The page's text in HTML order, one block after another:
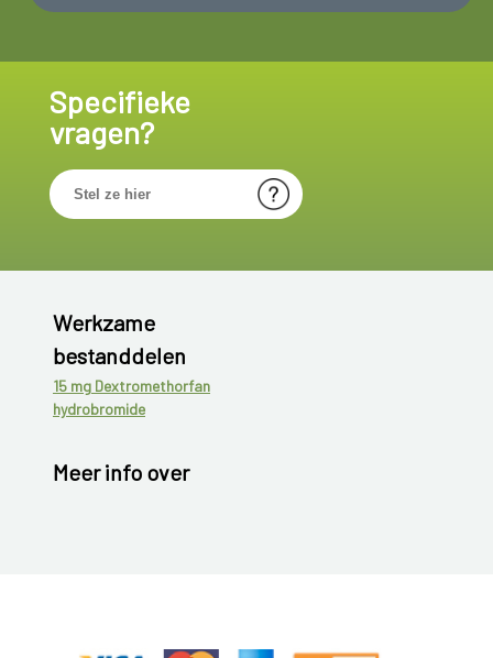
Specifieke
vragen?
Werkzame
bestanddelen
15 mg Dextromethorfan
hydrobromide
Meer info over